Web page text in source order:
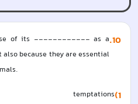
10
.
of its ------------ as a
because they are essential
1)
temptations